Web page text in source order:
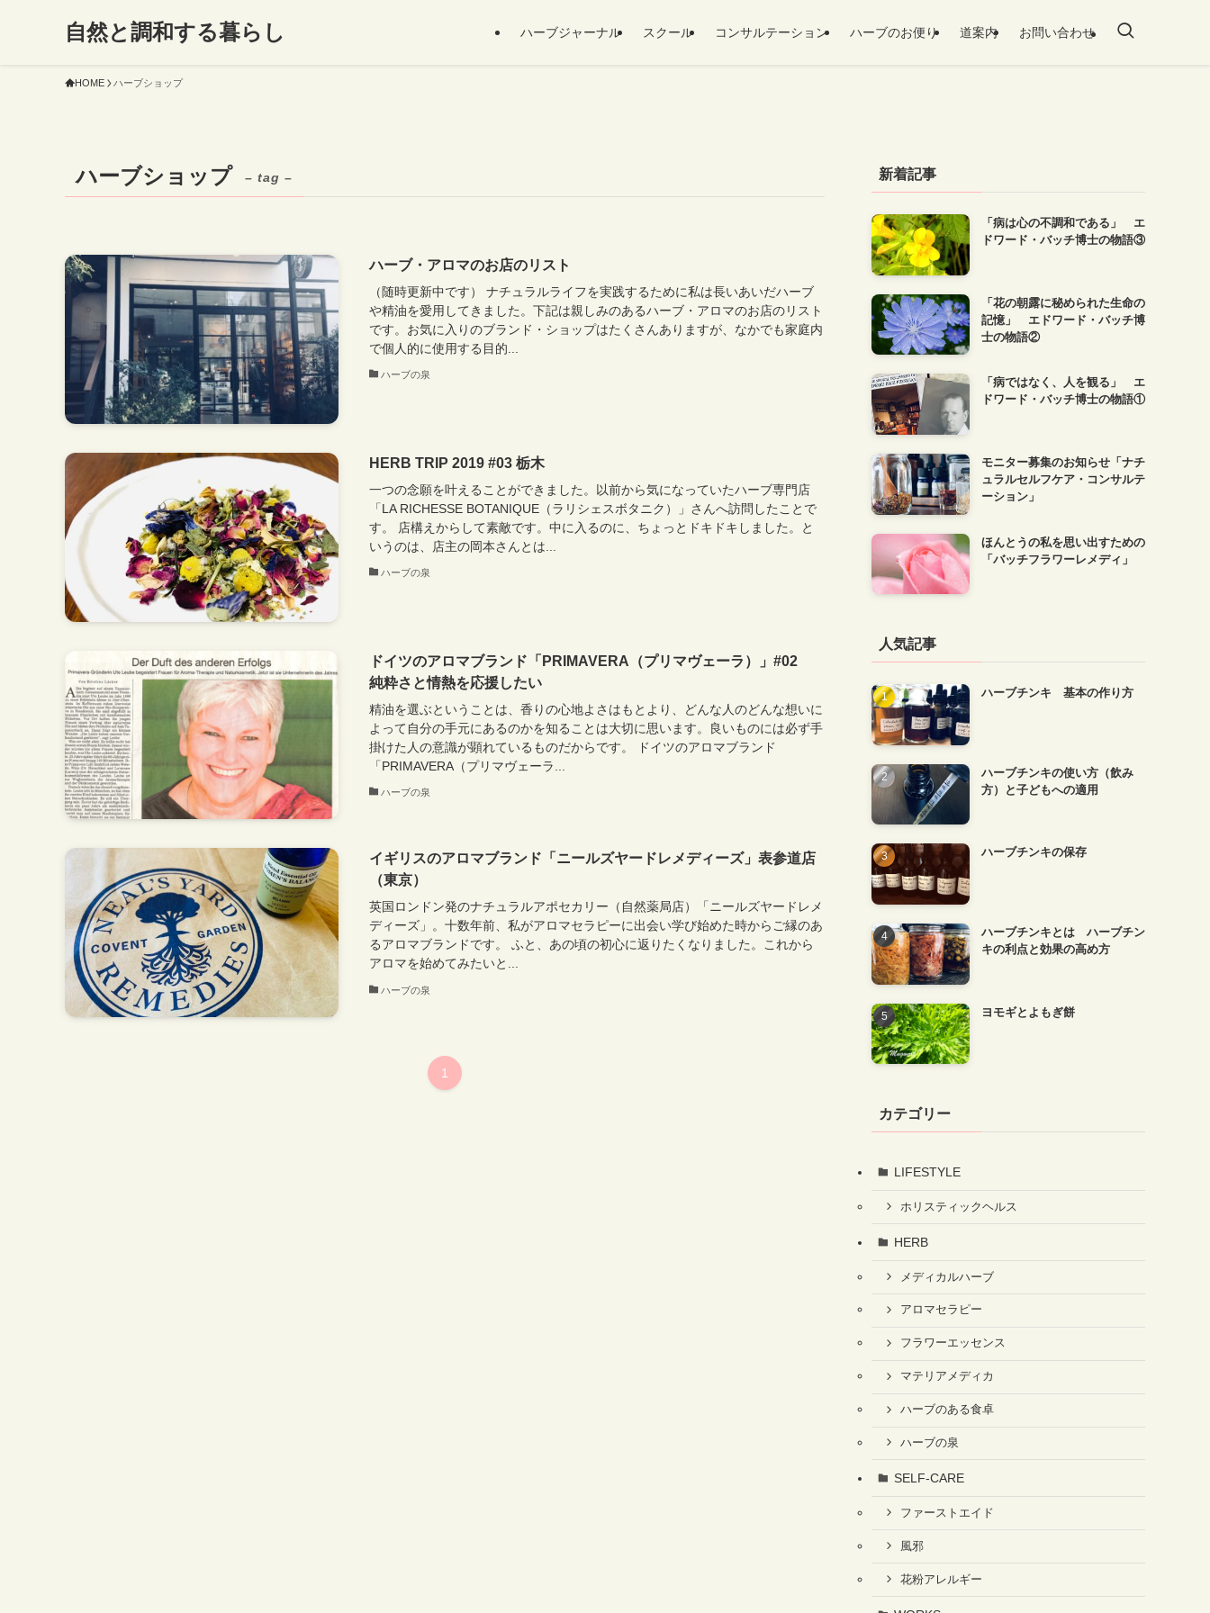
自然と調和する暮らし ハーブジャーナル スクール コンサルテーション ハーブのお便り 道案内 お問い合わせ
HOME ハーブショップ
ハーブショップ – tag –
ハーブ・アロマのお店のリスト
（随時更新中です） ナチュラルライフを実践するために私は長いあいだハーブ
や精油を愛用してきました。下記は親しみのあるハーブ・アロマのお店のリスト
です。お気に入りのブランド・ショップはたくさんありますが、なかでも家庭内
で個人的に使用する目的...
ハーブの泉
HERB TRIP 2019 #03 栃木
一つの念願を叶えることができました。以前から気になっていたハーブ専門店
「LA RICHESSE BOTANIQUE（ラリシェスボタニク）」さんへ訪問したことで
す。 店構えからして素敵です。中に入るのに、ちょっとドキドキしました。と
いうのは、店主の岡本さんとは...
ハーブの泉
ドイツのアロマブランド「PRIMAVERA（プリマヴェーラ）」#02
純粋さと情熱を応援したい
精油を選ぶということは、香りの心地よさはもとより、どんな人のどんな想いに
よって自分の手元にあるのかを知ることは大切に思います。良いものには必ず手
掛けた人の意識が顕れているものだからです。 ドイツのアロマブランド
「PRIMAVERA（プリマヴェーラ...
ハーブの泉
イギリスのアロマブランド「ニールズヤードレメディーズ」表参道店
（東京）
英国ロンドン発のナチュラルアポセカリー（自然薬局店）「ニールズヤードレメ
ディーズ」。十数年前、私がアロマセラピーに出会い学び始めた時からご縁のあ
るアロマブランドです。 ふと、あの頃の初心に返りたくなりました。これから
アロマを始めてみたいと...
ハーブの泉
1
新着記事
「病は心の不調和である」 エ
ドワード・バッチ博士の物語③
「花の朝露に秘められた生命の
記憶」 エドワード・バッチ博
士の物語②
「病ではなく、人を観る」 エ
ドワード・バッチ博士の物語①
モニター募集のお知らせ「ナチ
ュラルセルフケア・コンサルテ
ーション」
ほんとうの私を思い出すための
「バッチフラワーレメディ」
人気記事
ハーブチンキ 基本の作り方
ハーブチンキの使い方（飲み
方）と子どもへの適用
ハーブチンキの保存
ハーブチンキとは ハーブチン
キの利点と効果の高め方
ヨモギとよもぎ餅
カテゴリー
LIFESTYLE
ホリスティックヘルス
HERB
メディカルハーブ
アロマセラピー
フラワーエッセンス
マテリアメディカ
ハーブのある食卓
ハーブの泉
SELF-CARE
ファーストエイド
風邪
花粉アレルギー